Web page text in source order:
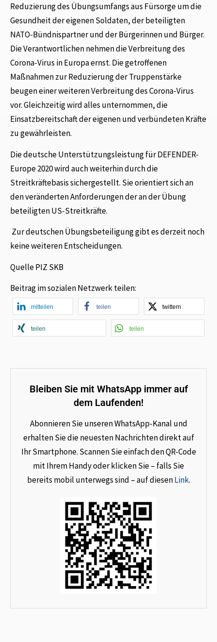
Reduzierung des Übungsumfangs aus Fürsorge um die
Gesundheit der eigenen Soldaten, der beteiligten
NATO-Bündnispartner und der Bürgerinnen und Bürger.
Die Verantwortlichen nehmen die Verbreitung des
Corona-Virus in Europa ernst. Die getroffenen
Maßnahmen zur Reduzierung der Truppenstärke
beugen einer weiteren Verbreitung des Corona-Virus
vor. Gleichzeitig wird alles unternommen, die
Einsatzbereitschaft der eigenen und verbündeten Kräfte
zu gewährleisten.
Die deutsche Unterstützungsleistung für DEFENDER-
Europe 2020 wird auch weiterhin durch die
Streitkräftebasis sichergestellt. Sie orientiert sich an
den veränderten Anforderungen der an der Übung
beteiligten US-Streitkräfte.
Zur deutschen Übungsbeteiligung gibt es derzeit noch
keine weiteren Entscheidungen.
Quelle PIZ SKB
Beitrag im sozialen Netzwerk teilen:
mitteilen teilen twittern
teilen teilen
Bleiben Sie mit WhatsApp immer auf
dem Laufenden!
Abonnieren Sie unseren WhatsApp-Kanal und
erhalten Sie die neuesten Nachrichten direkt auf
Ihr Smartphone. Scannen Sie einfach den QR-Code
mit Ihrem Handy oder klicken Sie – falls Sie
bereits mobil unterwegs sind – auf diesenLink.